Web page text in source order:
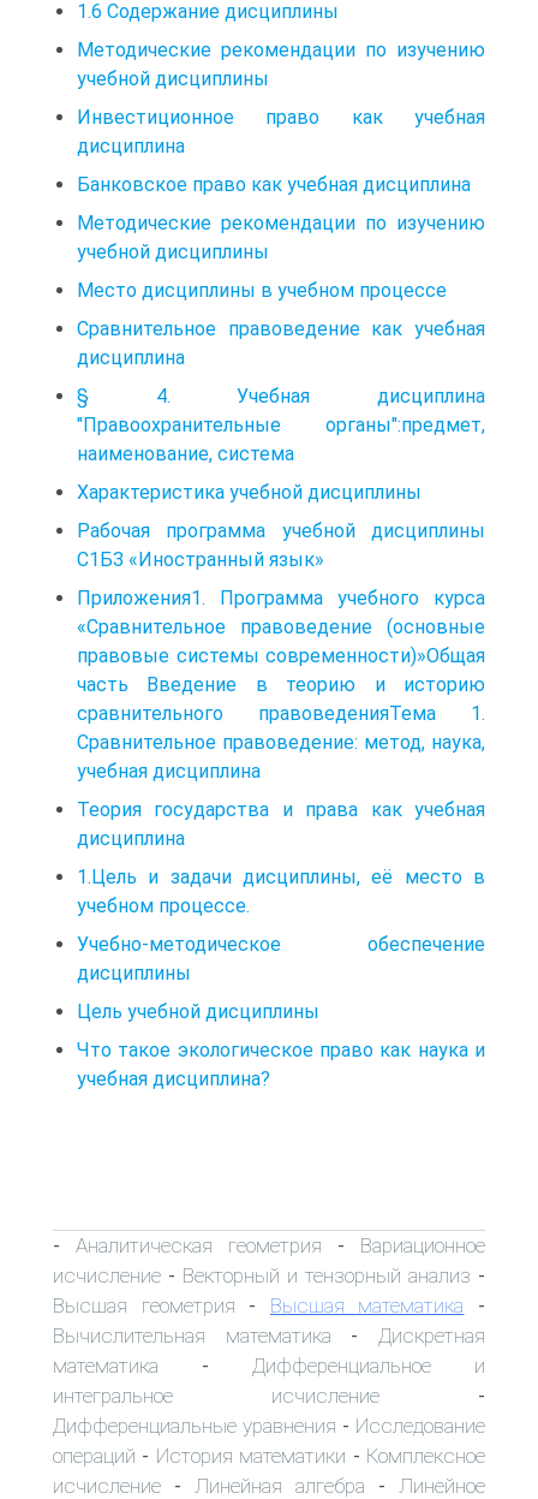
1.6 Содержание дисциплины
Методические рекомендации по изучению
учебной дисциплины
Инвестиционное право как учебная
дисциплина
Банковское право как учебная дисциплина
Методические рекомендации по изучению
учебной дисциплины
Место дисциплины в учебном процессе
Сравнительное правоведение как учебная
дисциплина
§ 4. Учебная дисциплина
"Правоохранительные органы":предмет,
наименование, система
Характеристика учебной дисциплины
Рабочая программа учебной дисциплины
С1БЗ «Иностранный язык»
Приложения1. Программа учебного курса
«Сравнительное правоведение (основные
правовые системы современности)»Общая
часть Введение в теорию и историю
сравнительного правоведенияТема 1.
Сравнительное правоведение: метод, наука,
учебная дисциплина
Теория государства и права как учебная
дисциплина
1.Цель и задачи дисциплины, её место в
учебном процессе.
Учебно-методическое обеспечение
дисциплины
Цель учебной дисциплины
Что такое экологическое право как наука и
учебная дисциплина?
- Аналитическая геометрия - Вариационное
исчисление - Векторный и тензорный анализ -
Высшая геометрия - Высшая математика -
Вычислительная математика - Дискретная
математика - Дифференциальное и
интегральное исчисление -
Дифференциальные уравнения - Исследование
операций - История математики - Комплексное
исчисление - Линейная алгебра -
Линейное